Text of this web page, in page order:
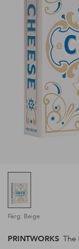
Färg: Beige
PRINTWORKS The